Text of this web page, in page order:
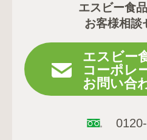
エスビー食
お客様相談
エスビー
コーポレ
お問い合